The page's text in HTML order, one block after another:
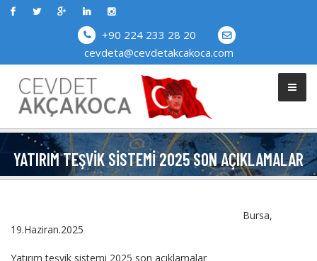
+90 224 233 28 20
cevdeta@cevdetakcakoca.com
YATIRIM TEŞVIK SISTEMI 2025 SON AÇIKLAMALAR
Bursa,
19.Haziran.2025
Yatırım teşvik sistemi 2025 son açıklamalar